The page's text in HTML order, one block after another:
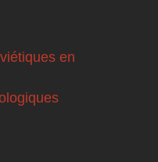
en